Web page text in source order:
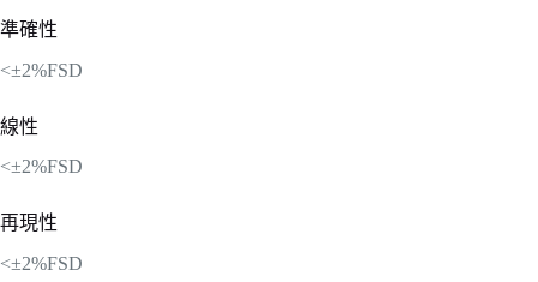
準確性
<±2%FSD
線性
<±2%FSD
再現性
<±2%FSD